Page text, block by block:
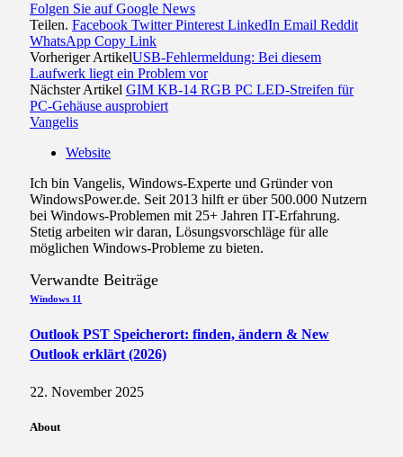
Folgen Sie auf Google News
Teilen. Facebook Twitter Pinterest LinkedIn Email Reddit
WhatsApp Copy Link
Vorheriger ArtikelUSB-Fehlermeldung: Bei diesem
Laufwerk liegt ein Problem vor
Nächster Artikel GIM KB-14 RGB PC LED-Streifen für
PC-Gehäuse ausprobiert
Vangelis
Website
Ich bin Vangelis, Windows-Experte und Gründer von
WindowsPower.de. Seit 2013 hilft er über 500.000 Nutzern
bei Windows-Problemen mit 25+ Jahren IT-Erfahrung.
Stetig arbeiten wir daran, Lösungsvorschläge für alle
möglichen Windows-Probleme zu bieten.
Verwandte Beiträge
Windows 11
Outlook PST Speicherort: finden, ändern & New
Outlook erklärt (2026)
22. November 2025
About